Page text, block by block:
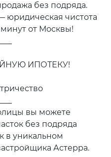
без подряда.
чистота
минут от Москвы!
ИПОТЕКУ!
вы можете
без подряда
в уникальном
Астерра.